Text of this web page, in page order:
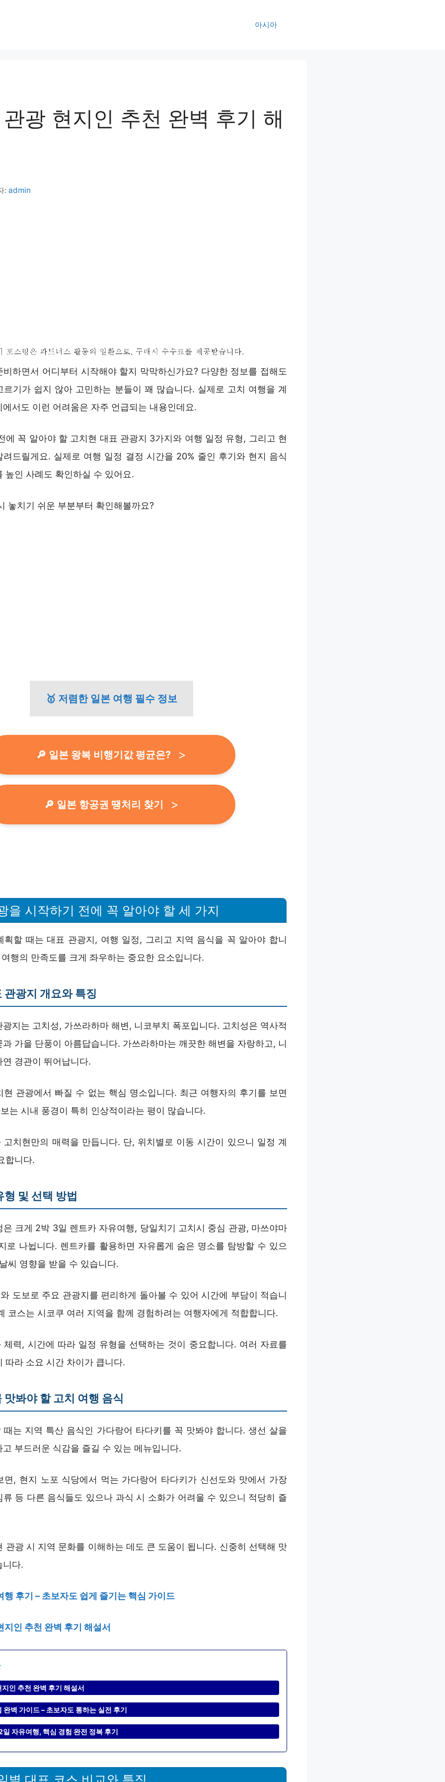
아시아
광 현지인 추천 완벽 후기 해
: admin
비하면서 어디부터 시작해야 할지 막막하신가요? 다양한 정보를 접해도
르기가 쉽지 않아 고민하는 분들이 꽤 많습니다. 실제로 고치 여행을 계
서도 이런 어려움은 자주 언급되는 내용인데요.
에 꼭 알아야 할 고치현 대표 관광지 3가지와 여행 일정 유형, 그리고 현
드릴게요. 실제로 여행 일정 결정 시간을 20% 줄인 후기와 현지 음식
높인 사례도 확인하실 수 있어요.
놓치기 쉬운 부분부터 확인해볼까요?
🥇 저렴한 일본 여행 필수 정보
🔎 일본 왕복 비행기값 평균은?
🔎 일본 항공권 땡처리 찾기
을 시작하기 전에 꼭 알아야 할 세 가지
획할 때는 대표 관광지, 여행 일정, 그리고 지역 음식을 꼭 알아야 합니
행의 만족도를 크게 좌우하는 중요한 요소입니다.
관광지 개요와 특징
지는 고치성, 가쓰라하마 해변, 니코부치 폭포입니다. 고치성은 역사적
가을 단풍이 아름답습니다. 가쓰라하마는 깨끗한 해변을 자랑하고, 니
경관이 뛰어납니다.
현 관광에서 빠질 수 없는 핵심 명소입니다. 최근 여행자의 후기를 보면
는 시내 풍경이 특히 인상적이라는 평이 많습니다.
고치현만의 매력을 만듭니다. 단, 위치별로 이동 시간이 있으니 일정 계
합니다.
및 선택 방법
은 크게 2박 3일 렌트카 자유여행, 당일치기 고치시 중심 관광, 마쓰야마
로 나뉩니다. 렌트카를 활용하면 자유롭게 숨은 명소를 탐방할 수 있으
씨 영향을 받을 수 있습니다.
도보로 주요 관광지를 편리하게 돌아볼 수 있어 시간에 부담이 적습니
코스는 시코쿠 여러 지역을 함께 경험하려는 여행자에게 적합합니다.
체력, 시간에 따라 일정 유형을 선택하는 것이 중요합니다. 여러 자료를
따라 소요 시간 차이가 큽니다.
맛봐야 할 고치 여행 음식
때는 지역 특산 음식인 가다랑어 타다키를 꼭 맛봐야 합니다. 생선 살을
부드러운 식감을 즐길 수 있는 메뉴입니다.
면, 현지 노포 식당에서 먹는 가다랑어 타다키가 신선도와 맛에서 가장
류 등 다른 음식들도 있으나 과식 시 소화가 어려울 수 있으니 적당히 즐
관광 시 지역 문화를 이해하는 데도 큰 도움이 됩니다. 신중히 선택해 맛
니다.
행 후기 – 초보자도 쉽게 즐기는 핵심 가이드
지인 추천 완벽 후기 해설서
인 추천 완벽 후기 해설서
완벽 가이드 – 초보자도 통하는 실전 후기
일 자유여행, 핵심 경험 완전 정복 후기